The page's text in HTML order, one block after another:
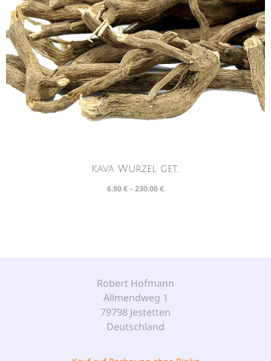
Kava Wurzel get...
6.90€–230.00€
Robert Hofmann
Allmendweg 1
79798 Jestetten
Deutschland